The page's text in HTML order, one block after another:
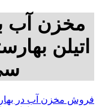
مخزن آب
اتیلن
فروش مخزن آب در